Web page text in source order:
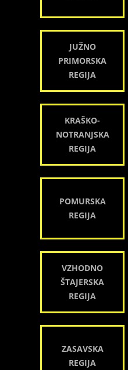
JUŽNO
PRIMORSKA
REGIJA
KRAŠKO-
NOTRANJSKA
REGIJA
POMURSKA
REGIJA
VZHODNO
ŠTAJERSKA
REGIJA
ZASAVSKA
REGIJA